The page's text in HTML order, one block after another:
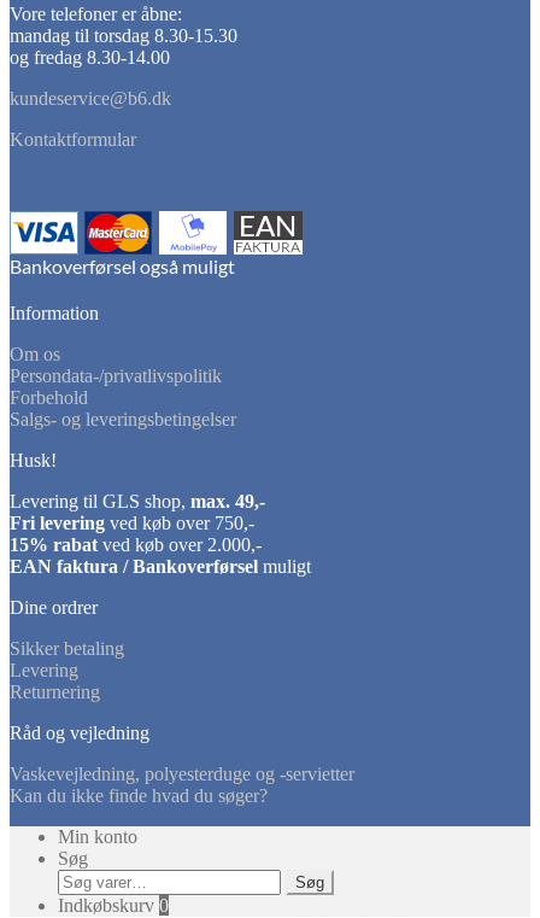
Vore telefoner er åbne:
mandag til torsdag 8.30-15.30
og fredag 8.30-14.00
kundeservice@b6.dk
Kontaktformular
Information
Om os
Persondata-/privatlivspolitik
Forbehold
Salgs- og leveringsbetingelser
Husk!
Levering til GLS shop, max. 49,-
Fri levering ved køb over 750,-
15% rabat ved køb over 2.000,-
EAN faktura / Bankoverførsel muligt
Dine ordrer
Sikker betaling
Levering
Returnering
Råd og vejledning
Vaskevejledning, polyesterduge og -servietter
Kan du ikke finde hvad du søger?
Min konto
Søg
Søg
efter:
Søg
Indkøbskurv 0